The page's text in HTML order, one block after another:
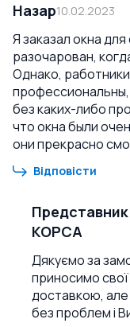
Назар10.02.2023
Я заказал окна
разочарован,
Однако,
без каких-либо
что окна были
они прекрасно
Відповісти
Представник
КОРСА
Дякуємо за
приносимо свої
доставкою,
без проблем і